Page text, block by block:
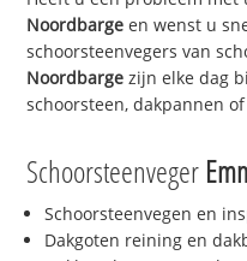
Noordbarge en wenst u
schoorsteenvegers van
Noordbarge zijn elke dag
schoorsteen, dakpannen
Schoorsteenveger
Schoorsteenvegen en
Dakgoten reining en